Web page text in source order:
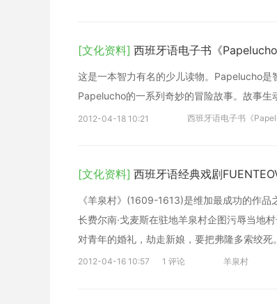
[文化资料] 西班牙语电子书《Papelucho
这是一本智力有名的少儿读物。Papelucho
Papelucho的一系列奇妙的冒险故事。故事生
2012-04-18 10:21 西班牙语电子书《
[文化资料] 西班牙语经典戏剧
《羊泉村》(1609-1613)是维加最成功的作
长费尔南·戈麦斯在驻地羊泉村企图污辱当地
对青年的婚礼，劫走新娘，要把弗隆多索绞
费尔南。事后，国王赦免全村人民，把羊泉村
2012-04-16 10:57 1 评论 羊泉村